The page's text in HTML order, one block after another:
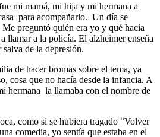
mi mamá, mi hija y mi hermana a
para acompañarlo. Un día se
preguntó quién era yo y qué hacía
llamar a la policía. El alzheimer enseña
salva de la depresión.
de hacer bromas sobre el tema, ya
cosa que no hacía desde la infancia. A
hermana la llamaba con el nombre de
como si se hubiera tragado “Volver
comedia, yo sentía que estaba en el